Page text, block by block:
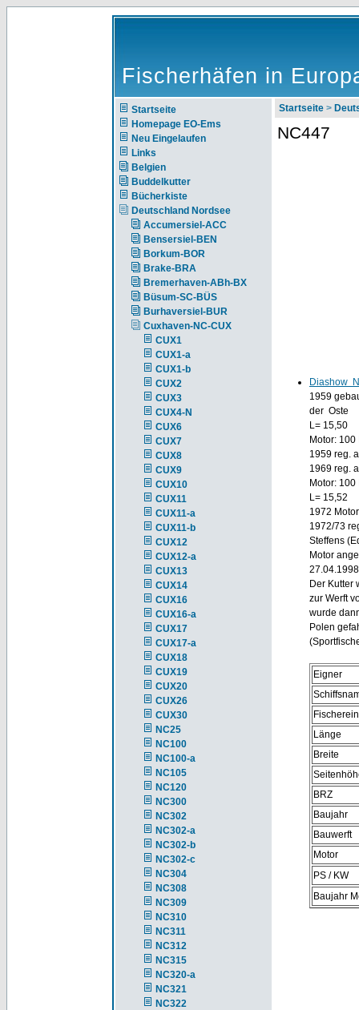
Fischerhäfen in
Startseite
Homepage EO-Ems
Neu Eingelaufen
Links
Belgien
Buddelkutter
Bücherkiste
Deutschland Nordsee
Accumersiel-ACC
Bensersiel-BEN
Borkum-BOR
Brake-BRA
Bremerhaven-ABh-BX
Büsum-SC-BÜS
Burhaversiel-BUR
Cuxhaven-NC-CUX
CUX1
CUX1-a
CUX1-b
CUX2
CUX3
CUX4-N
CUX6
CUX7
CUX8
CUX9
CUX10
CUX11
CUX11-a
CUX11-b
CUX12
CUX12-a
CUX13
CUX14
CUX16
CUX16-a
CUX17
CUX17-a
CUX18
CUX19
CUX20
CUX26
CUX30
NC25
NC100
NC100-a
NC105
NC120
NC300
NC302
NC302-a
NC302-b
NC302-c
NC304
NC308
NC309
NC310
NC311
NC312
NC315
NC320-a
NC321
NC322
Startseite >
NC447
Diashow
1959
der Oste
L= 15,50
Motor:
1959 reg.
1969 reg.
Motor: 100
L= 15,52
1972
1972/73
Steffens
Motor
Der Kutter
zur Werft
wurde
Polen
Eigner
Länge
Breite
BRZ
Baujahr
Bauwerft
Motor
PS / KW
Baujahr